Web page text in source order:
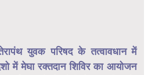
युवक परिषद के तत्वावधान में
में मेघा रक्तदान शिविर का आयोजन